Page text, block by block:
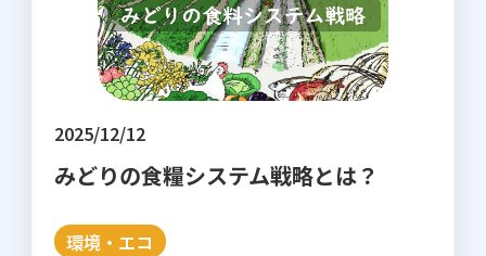
2025/12/12
みどりの食糧システム戦略とは？
環境・エコ